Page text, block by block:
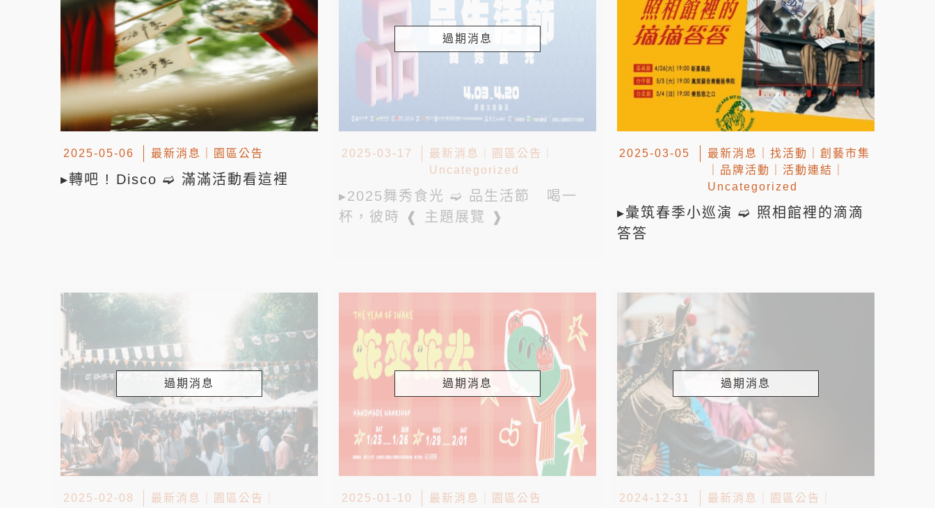
2025-05-06 最新消息 園區公告
▸轉吧 ! Disco ➫ 滿滿活動看這裡
過期消息
2025-03-17 最新消息 園區公告
Uncategorized
▸2025舞秀食光 ➫ 品生活節 喝一
杯，彼時 ❰ 主題展覽 ❱
2025-03-05 最新消息 找活動
創藝市集
品牌活動 活動連結
Uncategorized
▸彙筑春季小巡演 ➫ 照相館裡的滴滴
答答
過期消息
2025-02-08 最新消息 園區公告
過期消息
2025-01-10 最新消息 園區公告
過期消息
2024-12-31 最新消息 園區公告